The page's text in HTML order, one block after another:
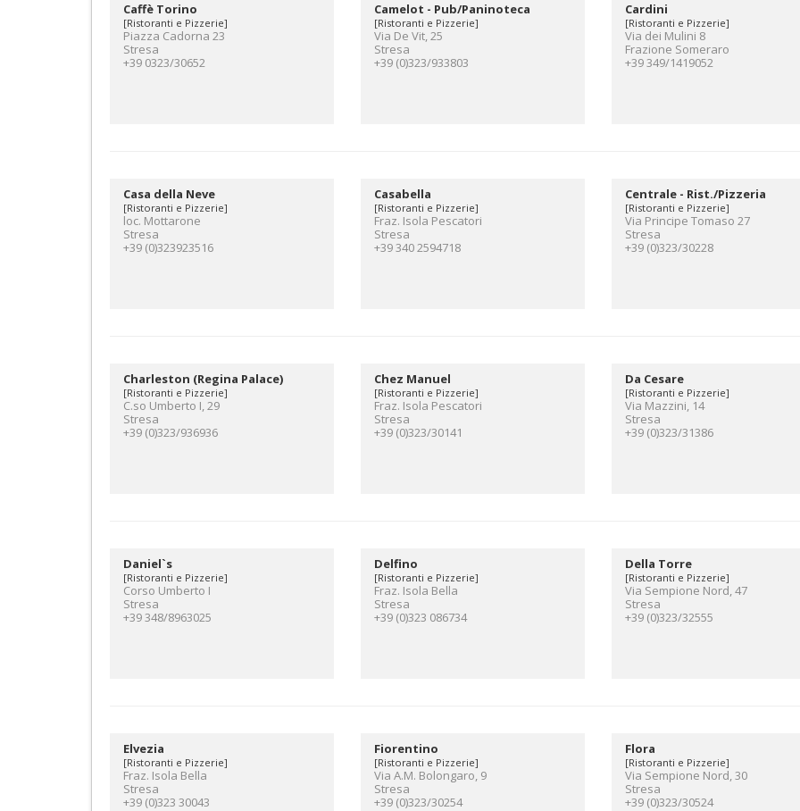
Caffè Torino
[Ristoranti e Pizzerie]
Piazza Cadorna 23
Stresa
+39 0323/30652
Camelot - Pub/Paninoteca
[Ristoranti e Pizzerie]
Via De Vit, 25
Stresa
+39 (0)323/933803
Cardini
[Ristoranti e Pizzerie]
Via dei Mulini 8
Frazione Someraro
+39 349/1419052
Casa della Neve
[Ristoranti e Pizzerie]
loc. Mottarone
Stresa
+39 (0)323923516
Casabella
[Ristoranti e Pizzerie]
Fraz. Isola Pescatori
Stresa
+39 340 2594718
Centrale - Rist./Pizzeria
[Ristoranti e Pizzerie]
Via Principe Tomaso 27
Stresa
+39 (0)323/30228
Charleston (Regina Palace)
[Ristoranti e Pizzerie]
C.so Umberto I, 29
Stresa
+39 (0)323/936936
Chez Manuel
[Ristoranti e Pizzerie]
Fraz. Isola Pescatori
Stresa
+39 (0)323/30141
Da Cesare
[Ristoranti e Pizzerie]
Via Mazzini, 14
Stresa
+39 (0)323/31386
Daniel`s
[Ristoranti e Pizzerie]
Corso Umberto I
Stresa
+39 348/8963025
Delfino
[Ristoranti e Pizzerie]
Fraz. Isola Bella
Stresa
+39 (0)323 086734
Della Torre
[Ristoranti e Pizzerie]
Via Sempione Nord, 47
Stresa
+39 (0)323/32555
Elvezia
[Ristoranti e Pizzerie]
Fraz. Isola Bella
Stresa
+39 (0)323 30043
Fiorentino
[Ristoranti e Pizzerie]
Via A.M. Bolongaro, 9
Stresa
+39 (0)323/30254
Flora
[Ristoranti e Pizzerie]
Via Sempione Nord, 30
Stresa
+39 (0)323/30524